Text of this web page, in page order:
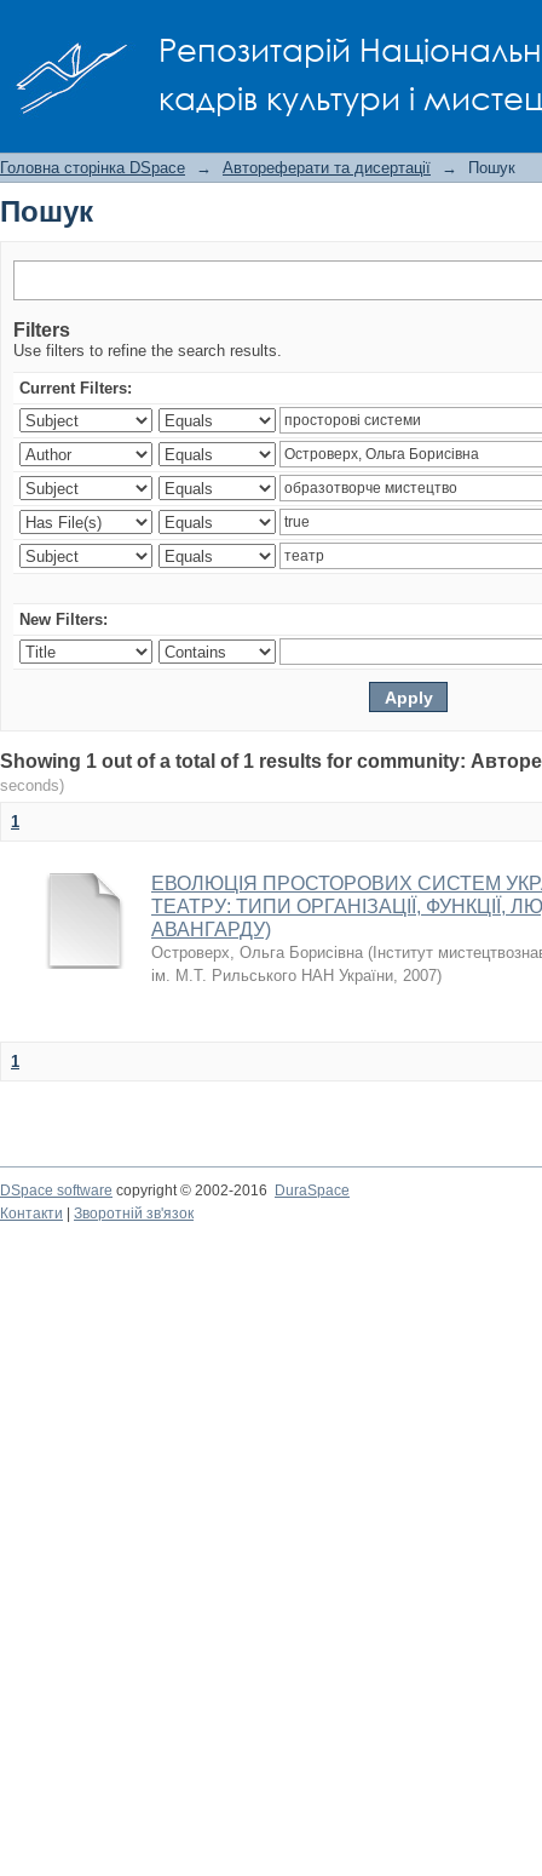
Репозитарій
кадрів культури і
Головна сторінка DSpace → Автореферати та дисертації → Пошук
Пошук
Filters
Use filters to refine the search results.
Current Filters:
New Filters:
Showing 1 out of a total of 1 results for community:
seconds)
1
ЕВОЛЮЦІЯ ПРОСТОРОВИХ СИСТЕМ
ТЕАТРУ: ТИПИ ОРГАНІЗАЦІЇ, ФУНКЦІЇ,
АВАНГАРДУ)
Островерх, Ольга Борисівна ( Інститут
ім. М.Т. Рильського НАН України, 2007)
1
DSpace software copyright © 2002-2016
DuraSpace
Контакти
Зворотній зв'язок